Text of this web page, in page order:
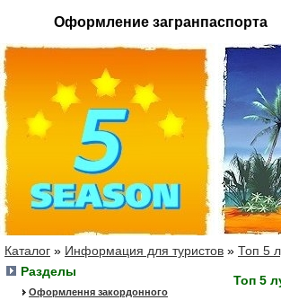
Оформление загранпаспорта
Каталог » Информация для туристов » Топ 5
Разделы
Оформлення закордонного
Топ 5